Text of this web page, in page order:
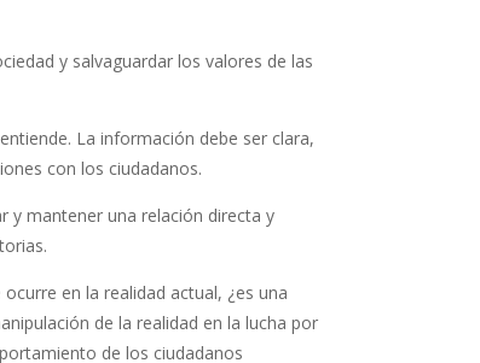
y salvaguardar los valores de las
La información debe ser clara,
con los ciudadanos.
y mantener una relación directa y
en la realidad actual, ¿es una
de la realidad en la lucha por
de los ciudadanos